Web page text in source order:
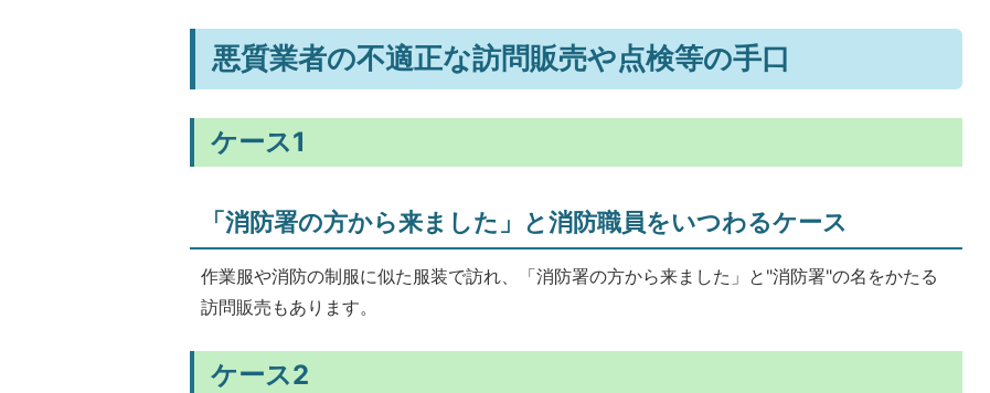
悪質業者の不適正な訪問販売や点検等の手口
ケース1
「消防署の方から来ました」と消防職員をいつわるケース
作業服や消防の制服に似た服装で訪れ、「消防署の方から来ました」と"消防署"の名をかたる
訪問販売もあります。
ケース2